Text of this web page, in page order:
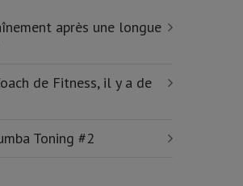
après une longue
de Fitness, il y a de
Toning #2